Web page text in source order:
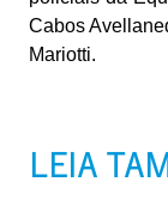
Cabos
Mariotti.
LEIA